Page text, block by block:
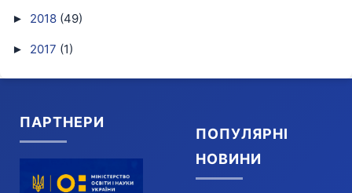
► 2018 (49)
► 2017 (1)
ПАРТНЕРИ
ПОПУЛЯРНІ
НОВИНИ